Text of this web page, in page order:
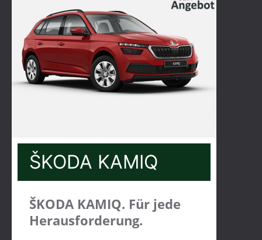
ŠKODA KAMIQ
ŠKODA KAMIQ. Für jede
Herausforderung.